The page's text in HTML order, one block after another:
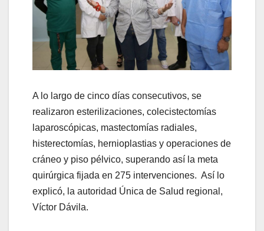
A lo largo de cinco días consecutivos, se
realizaron esterilizaciones, colecistectomías
laparoscópicas, mastectomías radiales,
histerectomías, hernioplastias y operaciones de
cráneo y piso pélvico, superando así la meta
quirúrgica fijada en 275 intervenciones. Así lo
explicó, la autoridad Única de Salud regional,
Víctor Dávila.